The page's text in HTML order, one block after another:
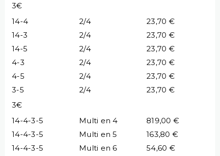
3€
14-4
2/4
23,70 €
14-3
2/4
23,70 €
14-5
2/4
23,70 €
4-3
2/4
23,70 €
4-5
2/4
23,70 €
3-5
2/4
23,70 €
3€
14-4-3-5
Multi en 4
819,00 €
14-4-3-5
Multi en 5
163,80 €
14-4-3-5
Multi en 6
54,60 €